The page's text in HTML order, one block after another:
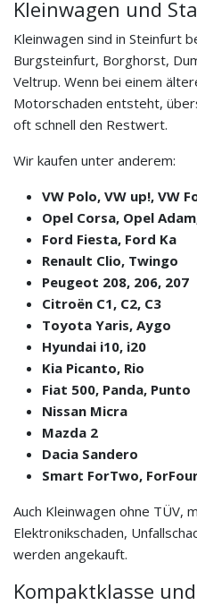
Kleinwagen und
Kleinwagen sind in Steinfurt
Burgsteinfurt, Borghorst,
Veltrup. Wenn bei einem
Motorschaden entsteht,
oft schnell den Restwert.
Wir kaufen unter anderem:
VW Polo, VW up!, VW
Opel Corsa, Opel
Ford Fiesta, Ford Ka
Renault Clio, Twingo
Peugeot 208, 206, 207
Citroën C1, C2, C3
Toyota Yaris, Aygo
Hyundai i10, i20
Kia Picanto, Rio
Fiat 500, Panda, Punto
Nissan Micra
Mazda 2
Dacia Sandero
Smart ForTwo,
Auch Kleinwagen ohne TÜV,
Elektronikschaden,
werden angekauft.
Kompaktklasse